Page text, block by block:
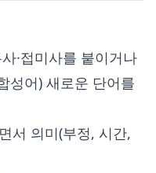
·접미사를 붙이거나
성어) 새로운 단어를
서 의미(부정, 시간,